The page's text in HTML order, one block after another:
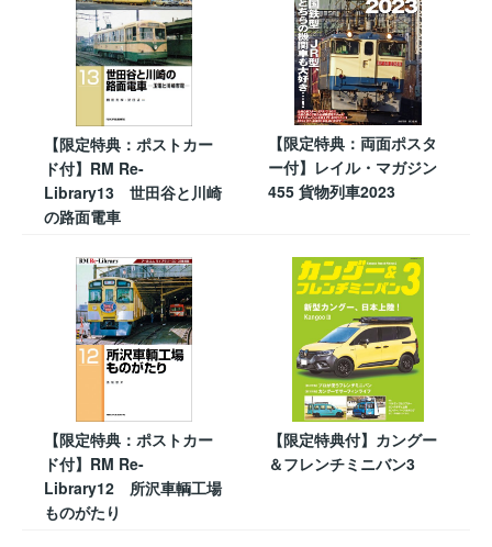
【限定特典：ポストカー
ド付】RM Re-
Library13 世田谷と川崎
の路面電車
【限定特典：両面ポスタ
ー付】レイル・マガジン
455 貨物列車2023
【限定特典：ポストカー
ド付】RM Re-
Library12 所沢車輌工場
ものがたり
【限定特典付】カングー
＆フレンチミニバン3